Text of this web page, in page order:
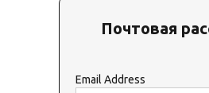
Почтовая
Email Address